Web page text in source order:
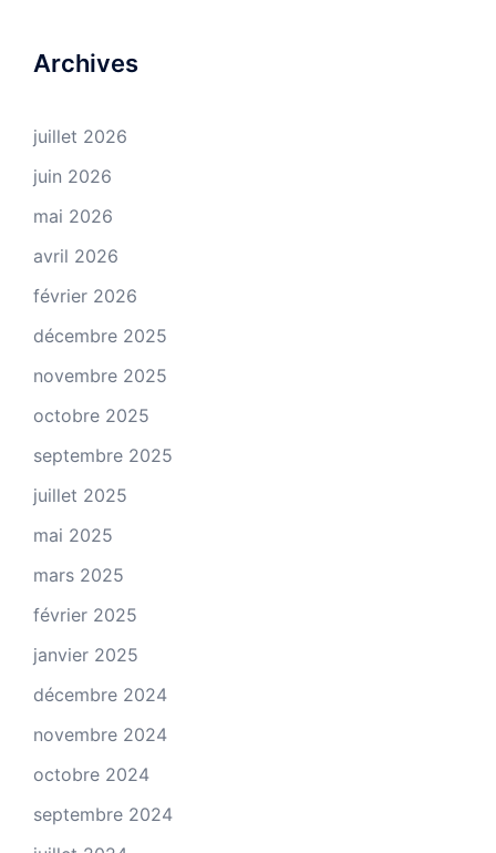
Archives
juillet 2026
juin 2026
mai 2026
avril 2026
février 2026
décembre 2025
novembre 2025
octobre 2025
septembre 2025
juillet 2025
mai 2025
mars 2025
février 2025
janvier 2025
décembre 2024
novembre 2024
octobre 2024
septembre 2024